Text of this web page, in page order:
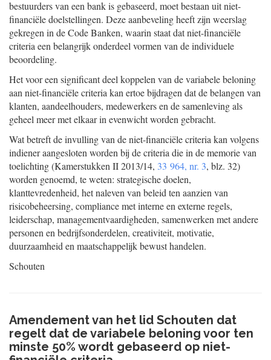
bestuurders van een bank is gebaseerd, moet bestaan uit niet-
financiële doelstellingen. Deze aanbeveling heeft zijn weerslag
gekregen in de Code Banken, waarin staat dat niet-financiële
criteria een belangrijk onderdeel vormen van de individuele
beoordeling.
Het voor een significant deel koppelen van de variabele beloning
aan niet-financiële criteria kan ertoe bijdragen dat de belangen van
klanten, aandeelhouders, medewerkers en de samenleving als
geheel meer met elkaar in evenwicht worden gebracht.
Wat betreft de invulling van de niet-financiële criteria kan volgens
indiener aangesloten worden bij de criteria die in de memorie van
toelichting (Kamerstukken II 2013/14, 33 964, nr. 3, blz. 32)
worden genoemd, te weten: strategische doelen,
klanttevredenheid, het naleven van beleid ten aanzien van
risicobeheersing, compliance met interne en externe regels,
leiderschap, managementvaardigheden, samenwerken met andere
personen en bedrijfsonderdelen, creativiteit, motivatie,
duurzaamheid en maatschappelijk bewust handelen.
Schouten
Amendement van het lid Schouten dat
regelt dat de variabele beloning voor ten
minste 50% wordt gebaseerd op niet-